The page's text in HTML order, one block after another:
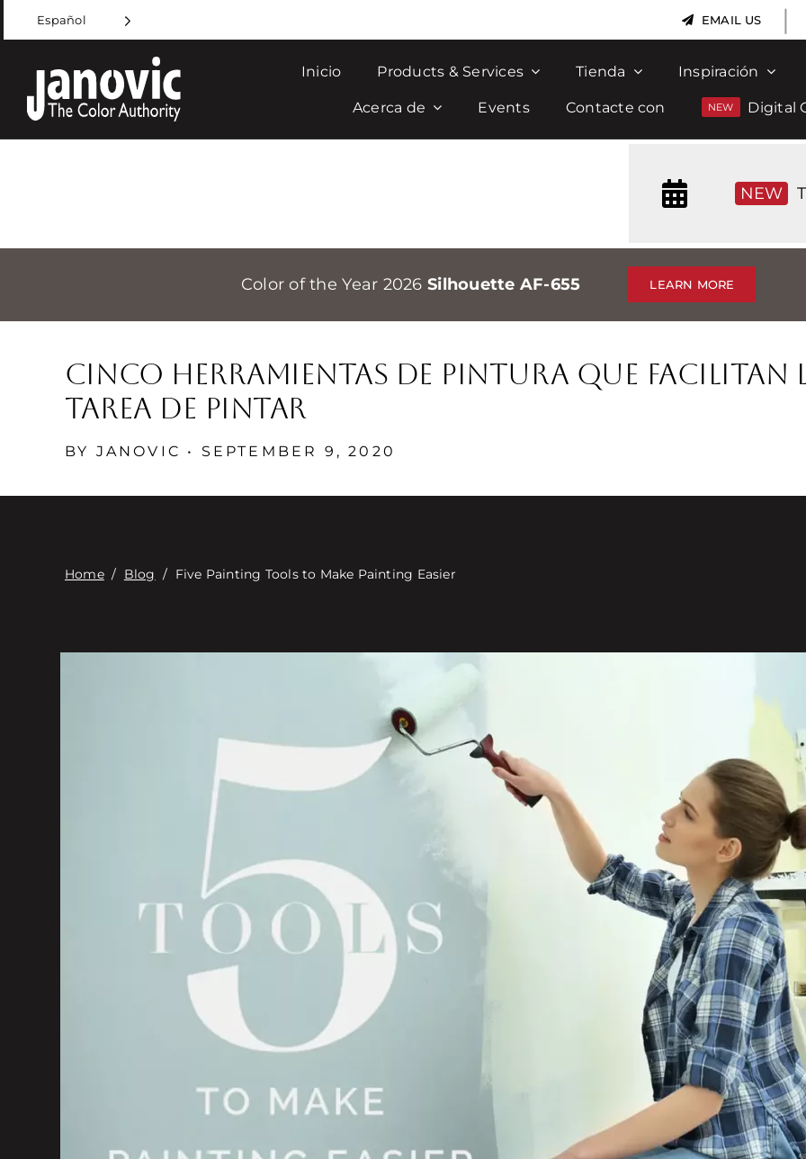
to
content
Español EMAIL US |
Inicio Products & Services Tienda Inspiración
Acerca de Events Contacte con Digital
NEW
Color of the Year 2026 Silhouette AF-655 LEARN MORE
Cinco herramientas de pintura que facilitan
tarea de pintar
BY JANOVIC • SEPTEMBER 9, 2020
Home/ Blog / Five Painting Tools to Make Painting Easier